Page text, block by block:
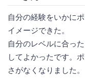
自分の経験をいかに
イメージできた。
自分のレベルに合っ
してよかったです。
さがなくなりました。